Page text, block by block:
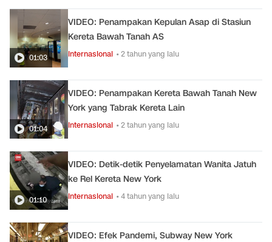
01:03
VIDEO: Penampakan Kepulan Asap di Stasiun
Kereta Bawah Tanah AS
Internasional • 2 tahun yang lalu
01:04
VIDEO: Penampakan Kereta Bawah Tanah New
York yang Tabrak Kereta Lain
Internasional • 2 tahun yang lalu
01:10
VIDEO: Detik-detik Penyelamatan Wanita Jatuh
ke Rel Kereta New York
Internasional • 4 tahun yang lalu
VIDEO: Efek Pandemi, Subway New York